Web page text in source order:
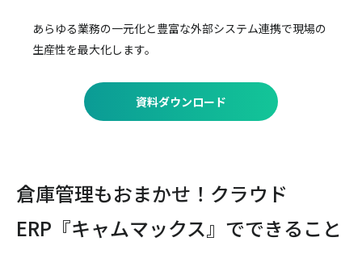
あらゆる業務の一元化と豊富な外部システム連携で現場の
生産性を最大化します。
資料ダウンロード
倉庫管理もおまかせ！クラウド
ERP『キャムマックス』でできること